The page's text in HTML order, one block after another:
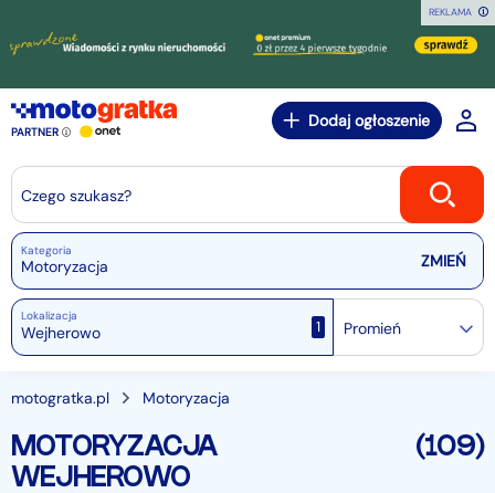
REKLAMA
PARTNER
Dodaj ogłoszenie
Czego szukasz?
Kategoria
Motoryzacja
Lokalizacja
1 Promień
motogratka.pl Motoryzacja
MOTORYZACJA
WEJHEROWO
(109)